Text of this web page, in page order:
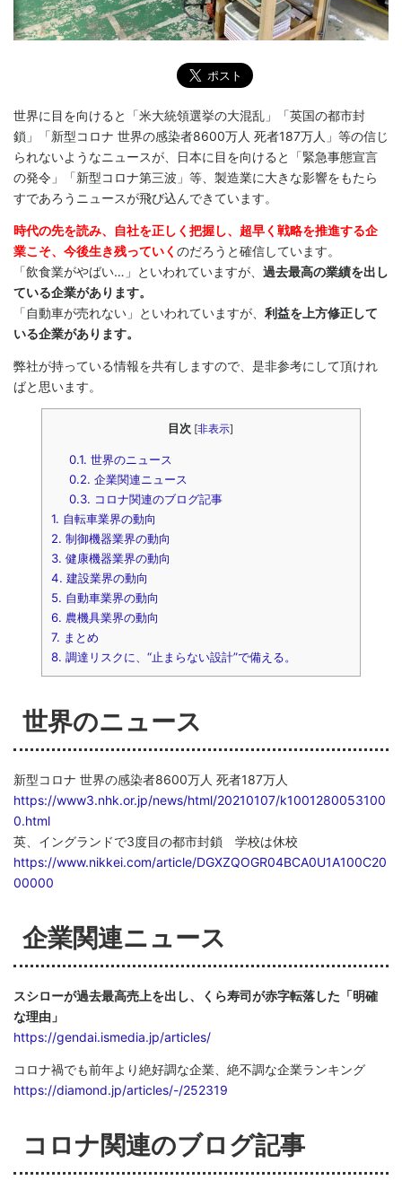
世界に目を向けると「米大統領選挙の大混乱」「英国の都市封
鎖」「新型コロナ 世界の感染者8600万人 死者187万人」等の信じ
られないようなニュースが、日本に目を向けると「緊急事態宣言
の発令」「新型コロナ第三波」等、製造業に大きな影響をもたら
すであろうニュースが飛び込んできています。
時代の先を読み、自社を正しく把握し、超早く戦略を推進する企
業こそ、今後生き残っていく のだろうと確信しています。
「飲食業がやばい…」といわれていますが、 過去最高の業績を出し
ている企業があります。
「自動車が売れない」といわれていますが、 利益を上方修正して
いる企業があります。
弊社が持っている情報を共有しますので、是非参考にして頂けれ
ばと思います。
目次 [非表示]
0.1. 世界のニュース
0.2. 企業関連ニュース
0.3. コロナ関連のブログ記事
1. 自転車業界の動向
2. 制御機器業界の動向
3. 健康機器業界の動向
4. 建設業界の動向
5. 自動車業界の動向
6. 農機具業界の動向
7. まとめ
8. 調達リスクに、“止まらない設計”で備える。
世界のニュース
新型コロナ 世界の感染者8600万人 死者187万人
https://www3.nhk.or.jp/news/html/20210107/k1001280053100
0.html
英、イングランドで3度目の都市封鎖 学校は休校
https://www.nikkei.com/article/DGXZQOGR04BCA0U1A100C20
00000
企業関連ニュース
スシローが過去最高売上を出し、くら寿司が赤字転落した「明確
な理由」
https://gendai.ismedia.jp/articles/
コロナ禍でも前年より絶好調な企業、絶不調な企業ランキング
https://diamond.jp/articles/-/252319
コロナ関連のブログ記事